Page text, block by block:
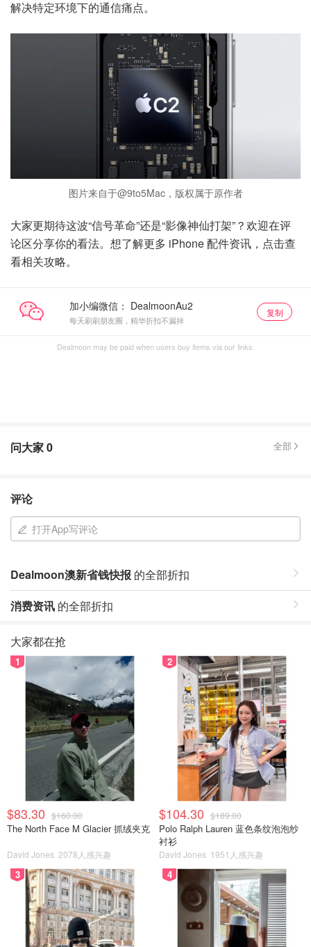
解决特定环境下的通信痛点。
图片来自于@9to5Mac，版权属于原作者
大家更期待这波“信号革命”还是“影像神仙打架”？欢迎在评
论区分享你的看法。想了解更多 iPhone 配件资讯，点击查
看相关攻略。
加小编微信：
每天刷刷朋友圈，精华折扣不漏掉
复制
Dealmoon may be paid when users buy items via our links.
问大家0 全部
评论
打开App写评论
Dealmoon澳新省钱快报 的全部折扣
消费资讯 的全部折扣
大家都在抢
1
$83.30 $160.00
The North Face M Glacier 抓绒夹克
David Jones 2078人感兴趣
2
$104.30 $189.00
Polo Ralph Lauren 蓝色条纹泡泡纱
衬衫
David Jones 1951人感兴趣
3 4